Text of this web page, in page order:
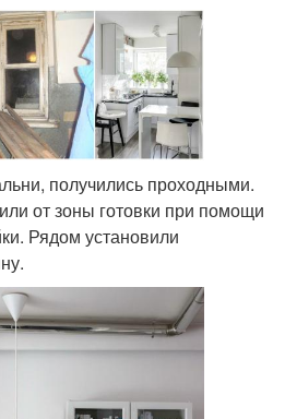
получились проходными.
от зоны готовки при помощи
Рядом установили